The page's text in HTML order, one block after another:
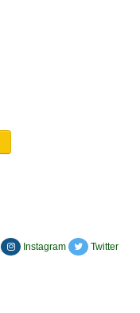
Instagram Twitter